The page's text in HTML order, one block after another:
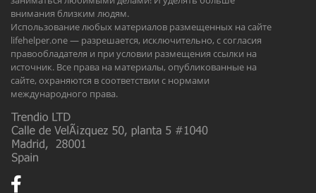
внимания близким людям.
Использование любых материалов размещенных на сайте
lifehelper.one — разрешается, исключительно, с согласия
правообладателя и при условии размещения ссылки на
источник. Все права на материалы, опубликованные на
сайте, охраняются в соответствии с нормами
международного права.